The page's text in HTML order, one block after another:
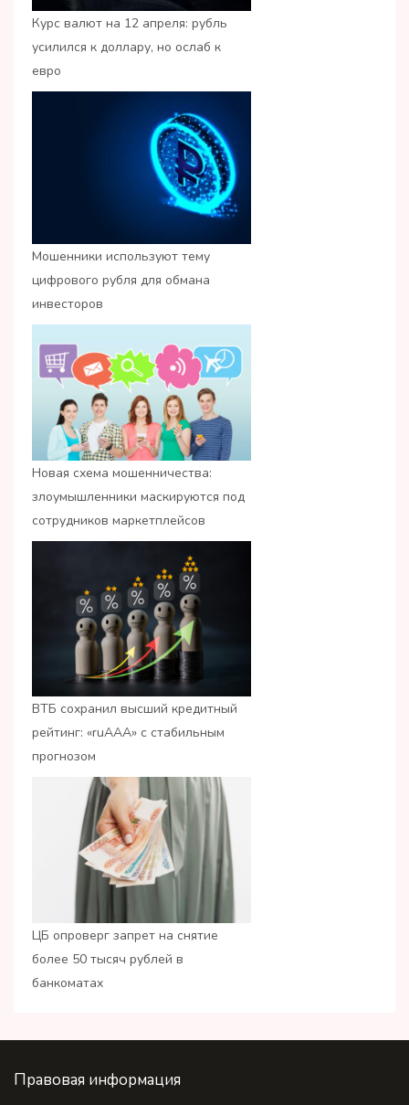
Курс валют на 12 апреля: рубль
усилился к доллару, но ослаб к
евро
Мошенники используют тему
цифрового рубля для обмана
инвесторов
Новая схема мошенничества:
злоумышленники маскируются под
сотрудников маркетплейсов
ВТБ сохранил высший кредитный
рейтинг: «ruАAA» с стабильным
прогнозом
ЦБ опроверг запрет на снятие
более 50 тысяч рублей в
банкоматах
Правовая информация